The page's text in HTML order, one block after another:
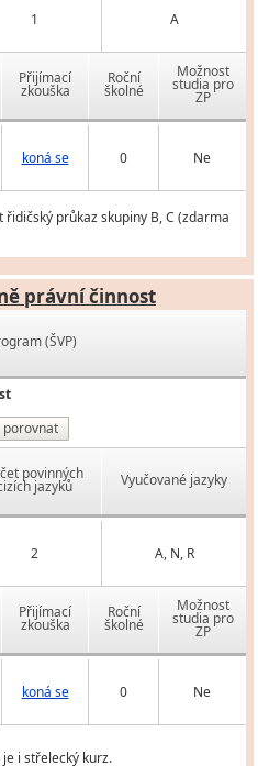
1 A
Přijímací
zkouška
Roční
školné
Možnost
studia pro
ZP
koná se 0 Ne
řidičský průkaz skupiny B, C (zdarma
právní činnost
(ŠVP)
porovnat
povinných
jazyků Vyučované jazyky
2 A, N, R
Přijímací
zkouška
Roční
školné
Možnost
studia pro
ZP
koná se 0 Ne
i střelecký kurz.